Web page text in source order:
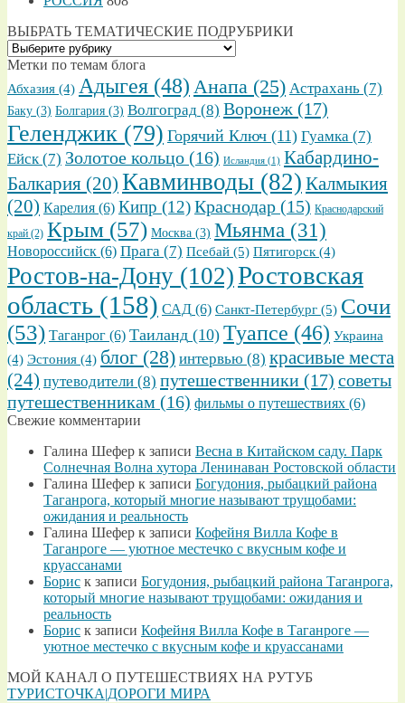
ВЫБРАТЬ ТЕМАТИЧЕСКИЕ ПОДРУБРИКИ
ВЫБРАТЬ
ТЕМАТИЧЕСКИЕ
ПОДРУБРИКИ
Метки по темам блога
Абхазия (4) Адыгея (48) Анапа (25) Астрахань (7)
Баку (3) Болгария (3) Волгоград (8) Воронеж (17)
Геленджик (79) Горячий Ключ (11) Гуамка (7)
Ейск(7) Золотое кольцо (16) Исландия (1) Кабардино-
Балкария (20) Кавминводы (82) Калмыкия
(20) Карелия (6) Кипр (12)Краснодар (15) Краснодарский
край (2) Крым (57) Москва (3) Мьянма (31)
Новороссийск (6) Прага (7) Псебай (5) Пятигорск(4)
Ростов-на-Дону (102)Ростовская
область (158) САД (6) Санкт-Петербург (5) Сочи
(53) Таганрог (6) Таиланд (10) Туапсе (46) Украина
(4) Эстония (4) блог (28) интервью (8) красивые места
(24) путеводители (8) путешественники (17) советы
путешественникам (16) фильмы о путешествиях (6)
Свежие комментарии
Галина Шефер к записи Весна в Китайском саду. Парк
Солнечная Волна хутора Ленинаван Ростовской области
Галина Шефер к записи Богудония, рыбацкий района
Таганрога, который многие называют трущобами:
ожидания и реальность
Галина Шефер к записи Кофейня Вилла Кофе в
Таганроге — уютное местечко с вкусным кофе и
круассанами
Борис к записи Богудония, рыбацкий района Таганрога,
который многие называют трущобами: ожидания и
реальность
Борис к записи Кофейня Вилла Кофе в Таганроге —
уютное местечко с вкусным кофе и круассанами
МОЙ КАНАЛ О ПУТЕШЕСТВИЯХ НА РУТУБ
ТУРИСТОЧКА|ДОРОГИ МИРА